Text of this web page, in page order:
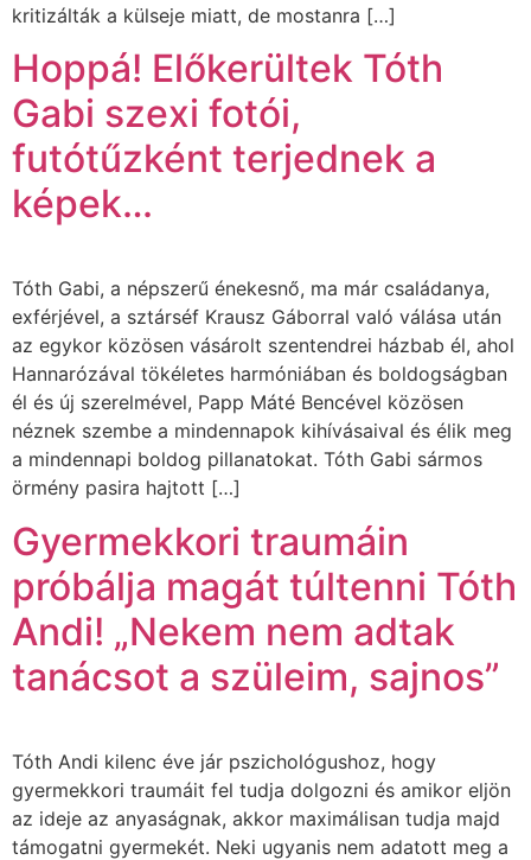
kritizálták a külseje miatt, de mostanra […]
Hoppá! Előkerültek Tóth
Gabi szexi fotói,
futótűzként terjednek a
képek…
Tóth Gabi, a népszerű énekesnő, ma már családanya,
exférjével, a sztárséf Krausz Gáborral való válása után
az egykor közösen vásárolt szentendrei házbab él, ahol
Hannarózával tökéletes harmóniában és boldogságban
él és új szerelmével, Papp Máté Bencével közösen
néznek szembe a mindennapok kihívásaival és élik meg
a mindennapi boldog pillanatokat. Tóth Gabi sármos
örmény pasira hajtott […]
Gyermekkori traumáin
próbálja magát túltenni Tóth
Andi! „Nekem nem adtak
tanácsot a szüleim, sajnos”
Tóth Andi kilenc éve jár pszichológushoz, hogy
gyermekkori traumáit fel tudja dolgozni és amikor eljön
az ideje az anyaságnak, akkor maximálisan tudja majd
támogatni gyermekét. Neki ugyanis nem adatott meg a